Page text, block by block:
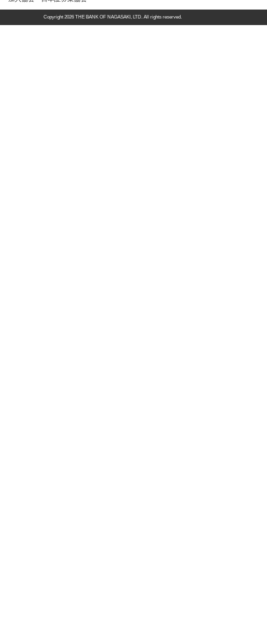
Copyright 2026 THE BANK OF NAGASAKI, LTD. All rights reserved.